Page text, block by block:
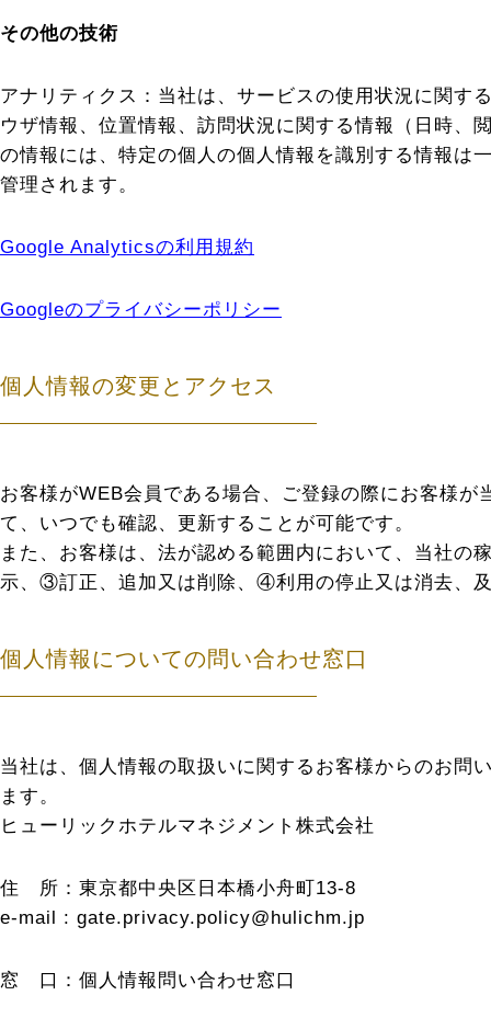
その他の技術
アナリティクス：当社は、サービスの使用状況に関
ウザ情報、位置情報、訪問状況に関する情報（日時
の情報には、特定の個人の個人情報を識別する情報は
管理されます。
Google Analyticsの利用規約
Googleのプライバシーポリシー
個人情報の変更とアクセス
お客様がWEB会員である場合、ご登録の際にお客様
て、いつでも確認、更新することが可能です。
また、お客様は、法が認める範囲内において、当社
示、③訂正、追加又は削除、④利用の停止又は消去、
個人情報についての問い合わせ窓口
当社は、個人情報の取扱いに関するお客様からのお問
ます。
ヒューリックホテルマネジメント株式会社
住 所：東京都中央区日本橋小舟町13-8
e-mail : gate.privacy.policy@hulichm.jp
窓 口：個人情報問い合わせ窓口